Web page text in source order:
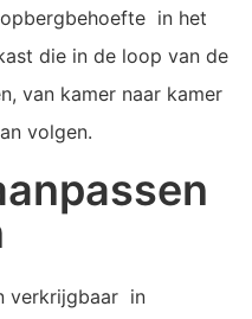
in het
die in de loop van de
van kamer naar kamer
volgen.
verkrijgbaar in